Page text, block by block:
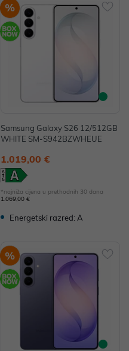
%
Samsung Galaxy S26 12/512GB
WHITE SM-S942BZWHEUE
1.019,00 €
*najniža cijena u prethodnih 30 dana
1.069,00 €
Energetski razred: A
%